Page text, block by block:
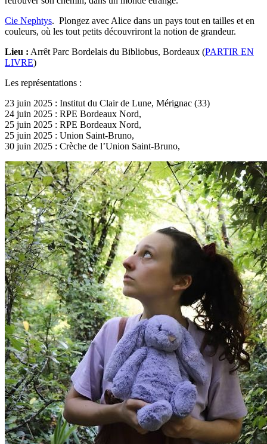
Cie Nephtys. Plongez avec Alice dans un pays tout en tailles et en
couleurs, où les tout petits découvriront la notion de grandeur.
Lieu : Arrêt Parc Bordelais du Bibliobus, Bordeaux (PARTIR EN
LIVRE)
Les représentations :
23 juin 2025 : Institut du Clair de Lune, Mérignac (33)
24 juin 2025 : RPE Bordeaux Nord,
25 juin 2025 : RPE Bordeaux Nord,
25 juin 2025 : Union Saint-Bruno,
30 juin 2025 : Crèche de l’Union Saint-Bruno,